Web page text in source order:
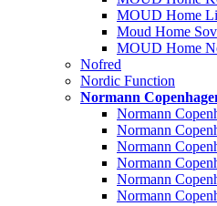
MOUD Home
Moud Home
MOUD Home
Nofred
Nordic Function
Normann
Normann
Normann
Normann
Normann
Normann
Normann